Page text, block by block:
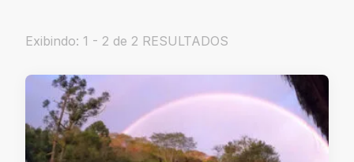
Exibindo: 1 - 2 de 2 RESULTADOS